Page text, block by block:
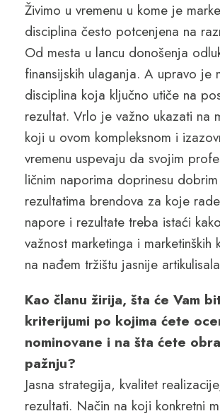
Živimo u vremenu u kome je
disciplina često potcenjena na
Od mesta u lancu donošenja
finansijskih ulaganja. A upravo je
disciplina koja ključno utiče na
rezultat. Vrlo je važno ukazati na
koji u ovom kompleksnom i
vremenu uspevaju da svojim
ličnim naporima doprinesu
rezultatima brendova za koje
napore i rezultate treba istaći
važnost marketinga i marketinških
na nađem tržištu jasnije
Kao članu žirija, šta će Vam
kriterijumi po kojima ćete
nominovane i na šta ćete
pažnju?
Jasna strategija, kvalitet
rezultati. Način na koji konkretni